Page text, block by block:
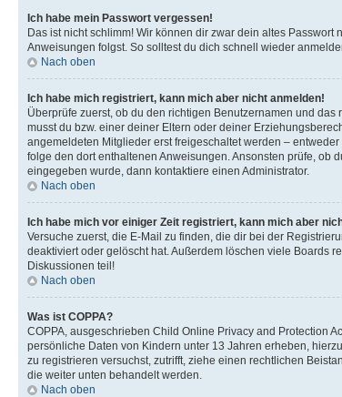
Ich habe mein Passwort vergessen!
Das ist nicht schlimm! Wir können dir zwar dein altes
Anweisungen folgst. So solltest du dich schnell wieder
Nach oben
Ich habe mich registriert, kann mich aber nicht anmelden!
Überprüfe zuerst, ob du den richtigen Benutzernamen und
musst du bzw. einer deiner Eltern oder deiner
angemeldeten Mitglieder erst freigeschaltet werden –
folge den dort enthaltenen Anweisungen. Ansonsten prüfe, ob
eingegeben wurde, dann kontaktiere einen Administrator.
Nach oben
Ich habe mich vor einiger Zeit registriert, kann mich aber
Versuche zuerst, die E-Mail zu finden, die dir bei der
deaktiviert oder gelöscht hat. Außerdem löschen viele Boards
Diskussionen teil!
Nach oben
Was ist COPPA?
COPPA, ausgeschrieben Child Online Privacy and Protection
persönliche Daten von Kindern unter 13 Jahren erheben,
zu registrieren versuchst, zutrifft, ziehe einen rechtlichen
die weiter unten behandelt werden.
Nach oben